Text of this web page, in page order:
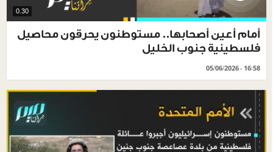
0.30
أمام أعين أصحابها.. مستوطنون يحرقون محاصيل
فلسطينية جنوب الخليل
05/06/2026 - 16:58